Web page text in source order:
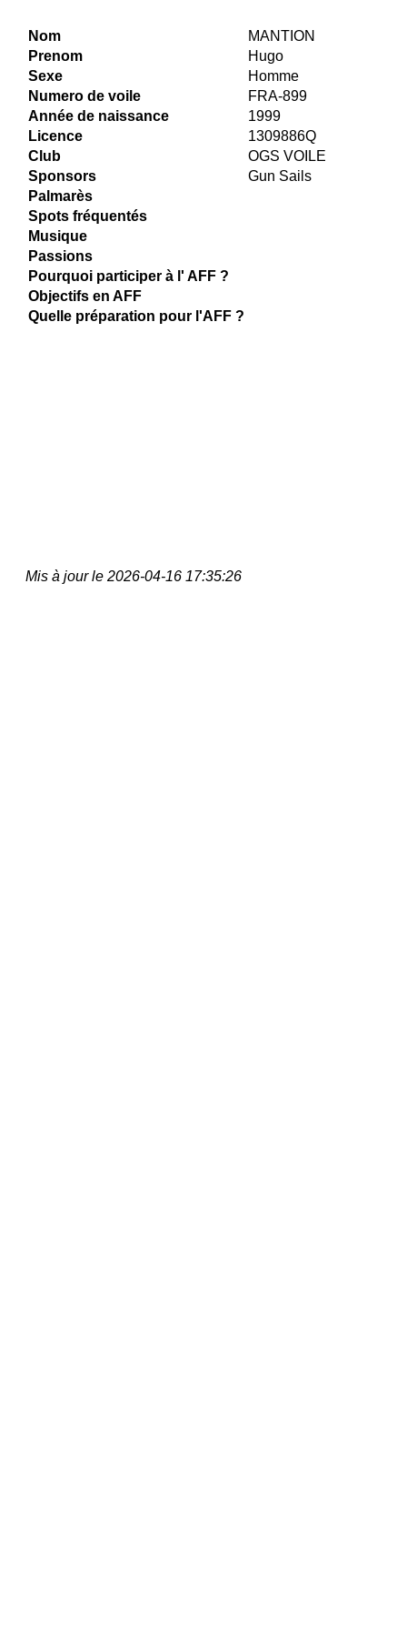
Nom
MANTION
Prenom
Hugo
Sexe
Homme
Numero de voile
FRA-899
Année de naissance
1999
Licence
1309886Q
Club
OGS VOILE
Sponsors
Gun Sails
Palmarès
Spots fréquentés
Musique
Passions
Pourquoi participer à l' AFF ?
Objectifs en AFF
Quelle préparation pour l'AFF ?
Mis à jour le 2026-04-16 17:35:26